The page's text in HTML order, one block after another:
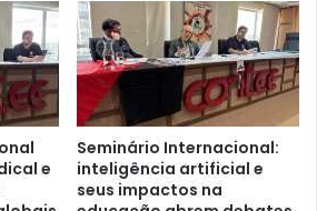
e
Seminário Internacional:
inteligência artificial e
seus impactos na